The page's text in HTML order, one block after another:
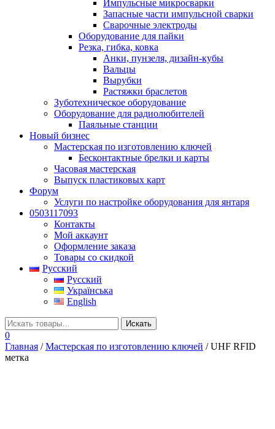
Импульсные микросварки
Запасные части импульсной сварки
Сварочные электроды
Оборудование для пайки
Резка, гибка, ковка
Анки, пунзеля, дизайн-кубы
Вальцы
Вырубки
Растяжки браслетов
Зуботехническое оборудование
Оборудование для радиолюбителей
Паяльные станции
Новый бизнес
Мастерская по изготовлению ключей
Бесконтактные брелки и карты
Часовая мастерская
Выпуск пластиковых карт
Форум
Услуги по настройке оборудования для янтаря
0503117093
Контакты
Мой аккаунт
Оформление заказа
Товары со скидкой
Русский
Русский
Українська
English
0
Главная /Мастерская по изготовлению ключей / UHF RFID
метка